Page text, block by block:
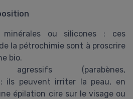
minérales ou silicones : ces
la pétrochimie sont à proscrire
bio.
agressifs (parabènes,
: ils peuvent irriter la peau, en
épilation cire sur le visage ou